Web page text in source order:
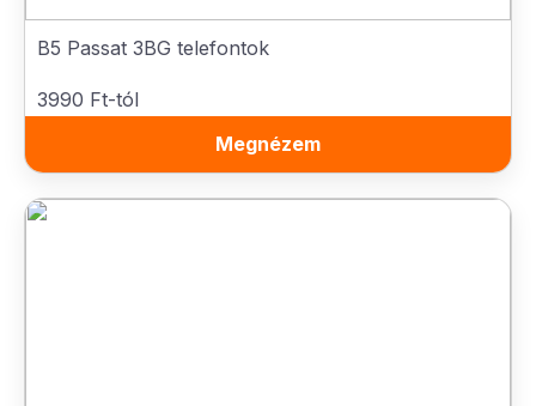
B5 Passat 3BG telefontok
3990 Ft-tól
Megnézem